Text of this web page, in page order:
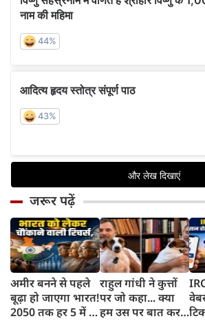
जरूर पढ़ें
अमीर बनने से पहले
बूढ़ा हो जाएगा भारत!
2050 तक हर 5 में 1
राहुल गांधी ने कुत्तों
पर जो कहा... क्या
हम उस पर बात कर